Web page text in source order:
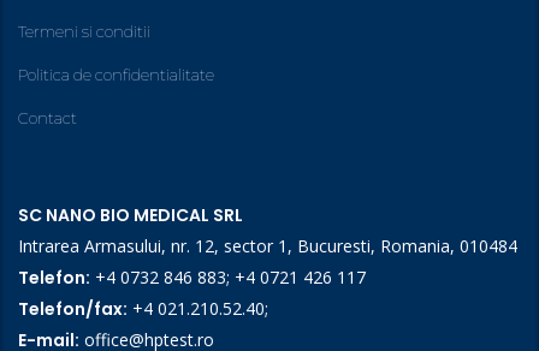
Termeni si conditii
Politica de confidentialitate
Contact
SC NANO BIO MEDICAL SRL
Intrarea Armasului, nr. 12, sector 1, Bucuresti, Romania, 010484
Telefon: +4 0732 846 883; +4 0721 426 117
Telefon/fax: +4 021.210.52.40;
E-mail: office@hptest.ro